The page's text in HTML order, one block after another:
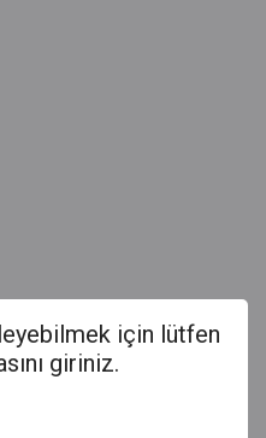
için lütfen
giriniz.